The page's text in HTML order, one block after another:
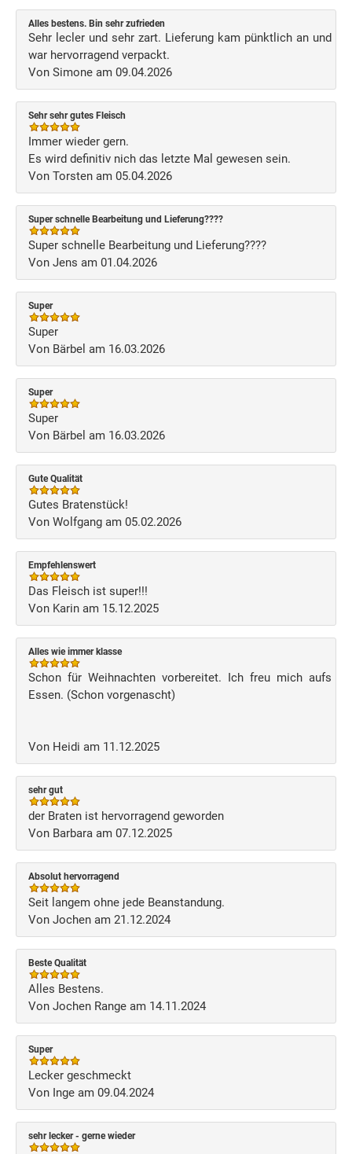
Alles bestens. Bin sehr zufrieden
Sehr lecler und sehr zart. Lieferung kam pünktlich an und
war hervorragend verpackt.
Von Simone am 09.04.2026
Sehr sehr gutes Fleisch
Immer wieder gern.
Es wird definitiv nich das letzte Mal gewesen sein.
Von Torsten am 05.04.2026
Super schnelle Bearbeitung und Lieferung????
Super schnelle Bearbeitung und Lieferung????
Von Jens am 01.04.2026
Super
Super
Von Bärbel am 16.03.2026
Super
Super
Von Bärbel am 16.03.2026
Gute Qualität
Gutes Bratenstück!
Von Wolfgang am 05.02.2026
Empfehlenswert
Das Fleisch ist super!!!
Von Karin am 15.12.2025
Alles wie immer klasse
Schon für Weihnachten vorbereitet. Ich freu mich aufs
Essen. (Schon vorgenascht)
Von Heidi am 11.12.2025
sehr gut
der Braten ist hervorragend geworden
Von Barbara am 07.12.2025
Absolut hervorragend
Seit langem ohne jede Beanstandung.
Von Jochen am 21.12.2024
Beste Qualität
Alles Bestens.
Von Jochen Range am 14.11.2024
Super
Lecker geschmeckt
Von Inge am 09.04.2024
sehr lecker - gerne wieder